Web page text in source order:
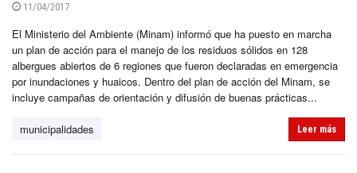
11/04/2017
El Ministerio del Ambiente (Minam) informó que ha puesto en marcha
un plan de acción para el manejo de los residuos sólidos en 128
albergues abiertos de 6 regiones que fueron declaradas en emergencia
por inundaciones y huaicos. Dentro del plan de acción del Minam, se
incluye campañas de orientación y difusión de buenas prácticas...
municipalidades Leer más